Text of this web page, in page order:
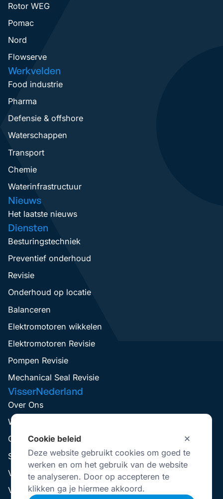
Cookie beleid
Deze website gebruikt cookies om goed te
werken en om het gebruik van de website
te analyseren. Door op accepteren te
klikken ga je hiermee akkoord.
Rotor WEG
Pomac
Nord
Flowserve
Werkvelden
Food industrie
Pharma
Defensie & offshore
Waterschappen
Transport
Chemie
Waterinfrastructuur
Nieuws
Het laatste nieuws
Diensten
Besturingstechniek
Preventief onderhoud
Revisie
Onderhoud op locatie
Balanceren
Elektromotoren wikkelen
Elektromotoren Revisie
Pompen Revisie
Mechanical Seal Revisie
VisserNederland
Over Ons
Werken Bij
Contact
Service aanvraag
Visser Up-To-Date
Vestigingen